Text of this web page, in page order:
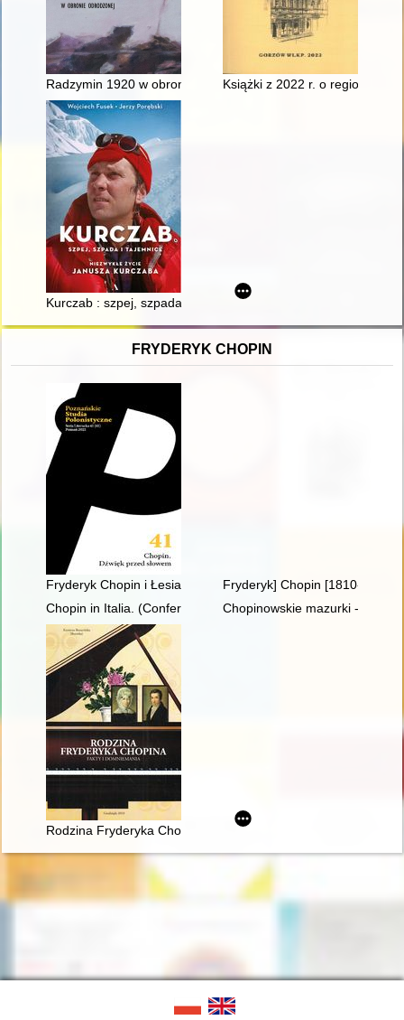
Radzymin 1920 w obronie Odrodzonej : informator wystawy
Książki z 2022 r. o regionie
Kurczab : szpej, szpada i tajemnice : niezwykłe życie Janusza
FRYDERYK CHOPIN
Fryderyk Chopin i Łesia Ukrainka : per meFryderyk] Chopin [1810-1849]
Chopin in Italia. (Conferenze tenute nella Bibliotheca e
Chopinowskie mazurki - czyli
Rodzina Fryderyka Chopina. Fakty i domniemania